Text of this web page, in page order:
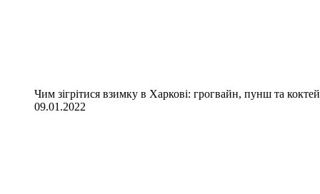
Чим зігрітися взимку в Харкові: грогвайн, пунш та
09.01.2022